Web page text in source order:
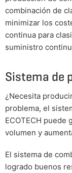
combinación de
minimizar los
continua para
suministro
Sistema de
¿Necesita
problema, el
ECOTECH
volumen y
El sistema de
logrado buenos